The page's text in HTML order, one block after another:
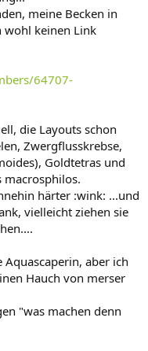
meine Becken in
wohl keinen Link
64707-
die Layouts schon
Zwergflusskrebse,
Goldtetras und
macrosphilos.
härter :wink: ...und
vielleicht ziehen sie
aber ich
Hauch von merser
"was machen denn